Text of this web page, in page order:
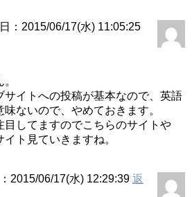
：2015/06/17(水) 11:05:25
サイトへの投稿が基本なので、英語
ないので、やめておきます。
目してますのでこちらのサイトや
ト見ていきますね。
2015/06/17(水) 12:29:39 返